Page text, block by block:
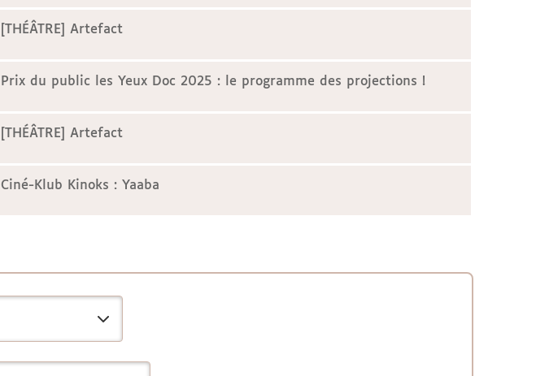
[THÉÂTRE] Artefact
Prix du public les Yeux Doc 2025 : le programme des projections !
[THÉÂTRE] Artefact
Ciné-Klub Kinoks : Yaaba